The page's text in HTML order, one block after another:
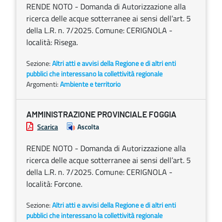
RENDE NOTO - Domanda di Autorizzazione alla
ricerca delle acque sotterranee ai sensi dell’art. 5
della L.R. n. 7/2025. Comune: CERIGNOLA -
località: Risega.
Sezione:Altri atti e avvisi della Regione e di altri enti
pubblici che interessano la collettività regionale
Argomenti:Ambiente e territorio
AMMINISTRAZIONE PROVINCIALE FOGGIA
Scarica Ascolta
RENDE NOTO - Domanda di Autorizzazione alla
ricerca delle acque sotterranee ai sensi dell’art. 5
della L.R. n. 7/2025. Comune: CERIGNOLA -
località: Forcone.
Sezione:Altri atti e avvisi della Regione e di altri enti
pubblici che interessano la collettività regionale